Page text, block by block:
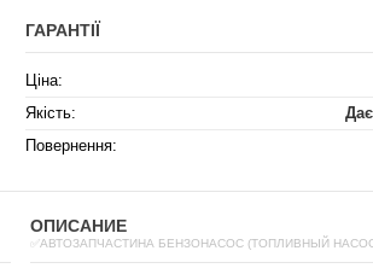
ГАРАНТІЇ
Ціна:
Якість:
Повернення:
ОПИСАНИЕ
✅АВТОЗАПЧАСТИНА БЕНЗОНАСОС (ТОПЛИВНЫЙ